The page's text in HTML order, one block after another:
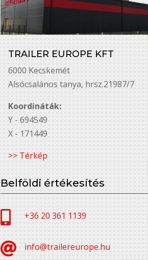
TRAILER EUROPE KFT
6000 Kecskemét
Alsó￳csalános tanya, hrsz.21987/7
Koordináták:
Y - 694549
X - 171449
>> Térkép
Belföldi értékesítés
 +36 20 361 1139
 info@trailereurope.hu